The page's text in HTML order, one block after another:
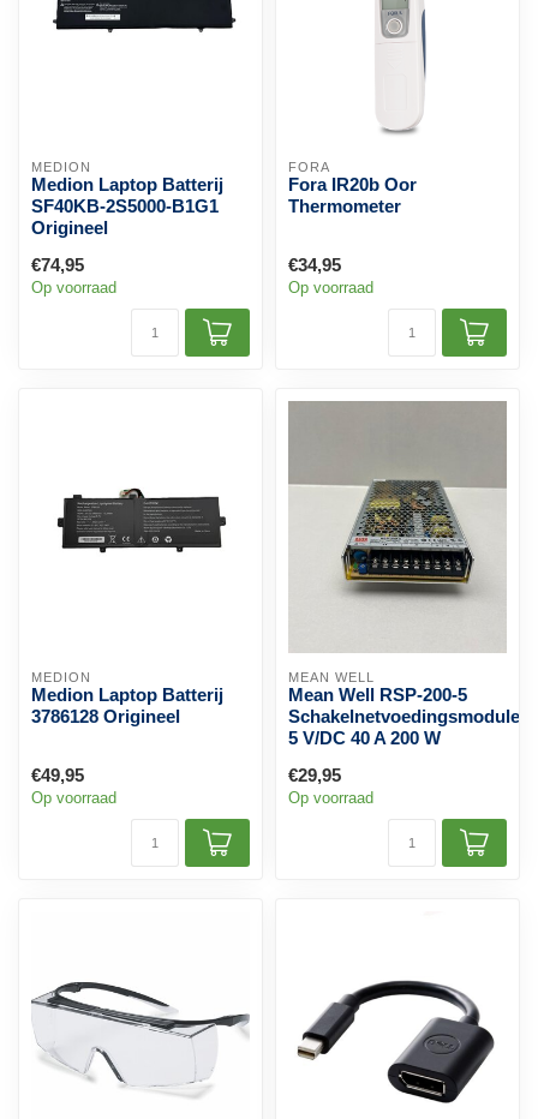
MEDION
Medion Laptop Batterij
SF40KB-2S5000-B1G1
Origineel
€74,95
Op voorraad
FORA
Fora IR20b Oor
Thermometer
€34,95
Op voorraad
MEDION
Medion Laptop Batterij
3786128 Origineel
€49,95
Op voorraad
MEAN WELL
Mean Well RSP-200-5
Schakelnetvoedingsmodule
5 V/DC 40 A 200 W
€29,95
Op voorraad